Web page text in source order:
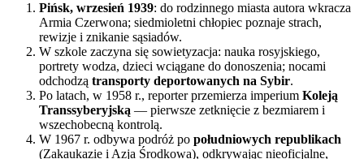
Pińsk, wrzesień 1939: do rodzinnego miasta autora wkracza
Armia Czerwona; siedmioletni chłopiec poznaje strach,
rewizje i znikanie sąsiadów.
W szkole zaczyna się sowietyzacja: nauka rosyjskiego,
portrety wodza, dzieci wciągane do donoszenia; nocami
odchodzą transporty deportowanych na Sybir.
Po latach, w 1958 r., reporter przemierza imperium Koleją
Transsyberyjską — pierwsze zetknięcie z bezmiarem i
wszechobecną kontrolą.
W 1967 r. odbywa podróż po południowych republikach
(Zakaukazie i Azja Środkowa), odkrywając nieoficjalne,